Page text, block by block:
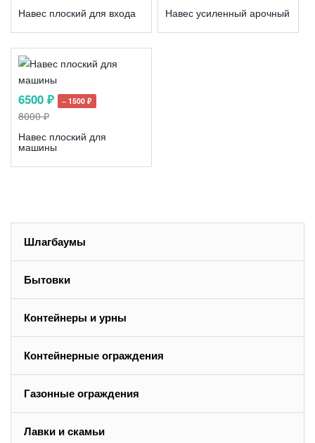
Навес плоский для входа
Навес усиленный арочный
6500 ₽ − 1500 ₽
8000 ₽
Навес плоский для
машины
Шлагбаумы
Бытовки
Контейнеры и урны
Контейнерные ограждения
Газонные ограждения
Лавки и скамьи